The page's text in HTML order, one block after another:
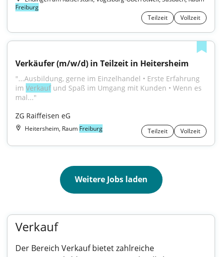
Freiburg
Teilzeit
Vollzeit
Verkäufer (m/w/d) in Teilzeit in Heitersheim
"...Ausbildung, gerne im Einzelhandel • Erste Erfahrung
im Verkauf und Spaß im Umgang mit Kunden • Wenn es
mal..."
ZG Raiffeisen eG
Heitersheim, Raum Freiburg Teilzeit Vollzeit
Weitere Jobs laden
Verkauf
Der Bereich Verkauf bietet zahlreiche